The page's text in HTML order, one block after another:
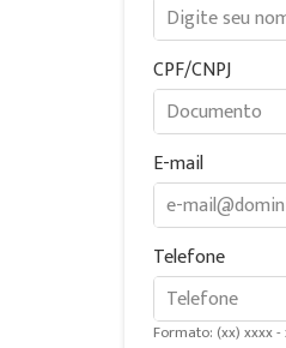
CPF/CNPJ
E-mail
Telefone
Formato: (xx) xxxx -